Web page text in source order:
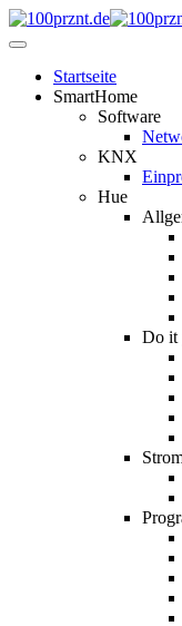
Startseite
SmartHome
Software
KNX
Hue
Do it